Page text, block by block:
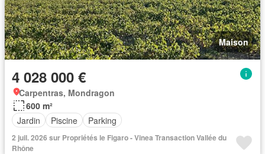
Maison
4 028 000 €
Carpentras, Mondragon
600 m²
Jardin
Piscine Parking
2 juil. 2026 sur Propriétés le Figaro - Vinea Transaction Vallée du
Rhône